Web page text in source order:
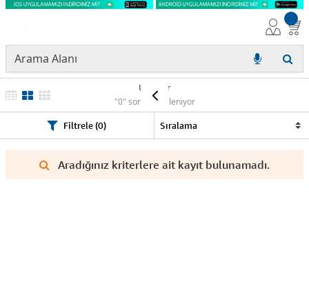
Ürünler
"0" sonuç listeleniyor
Filtrele (0)
Aradığınız kriterlere ait kayıt bulunamadı.